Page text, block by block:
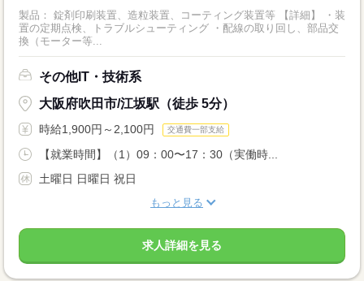
製品： 錠剤印刷装置、造粒装置、コーティング装置等 【詳細】 ・装
置の定期点検、トラブルシューティング ・配線の取り回し、部品交
換（モーター等...
その他IT・技術系
大阪府吹田市/江坂駅（徒歩 5分）
時給1,900円～2,100円 交通費一部支給
【就業時間】（1）09：00〜17：30（実働時...
土曜日 日曜日 祝日
もっと見る
求人詳細を見る